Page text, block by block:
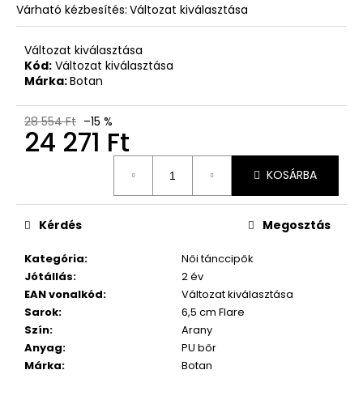
Várható kézbesítés: Változat kiválasztása
Változat kiválasztása
Kód: Változat kiválasztása
Márka:Botan
28 554 Ft –15 %
24 271 Ft
KOSÁRBA
Kategória:
Női tánccipők
Jótállás:
2 év
EAN vonalkód:
Változat kiválasztása
Sarok:
6,5 cm Flare
Szín:
Arany
Anyag:
PU bőr
Márka: Botan
Kérdés Megosztás